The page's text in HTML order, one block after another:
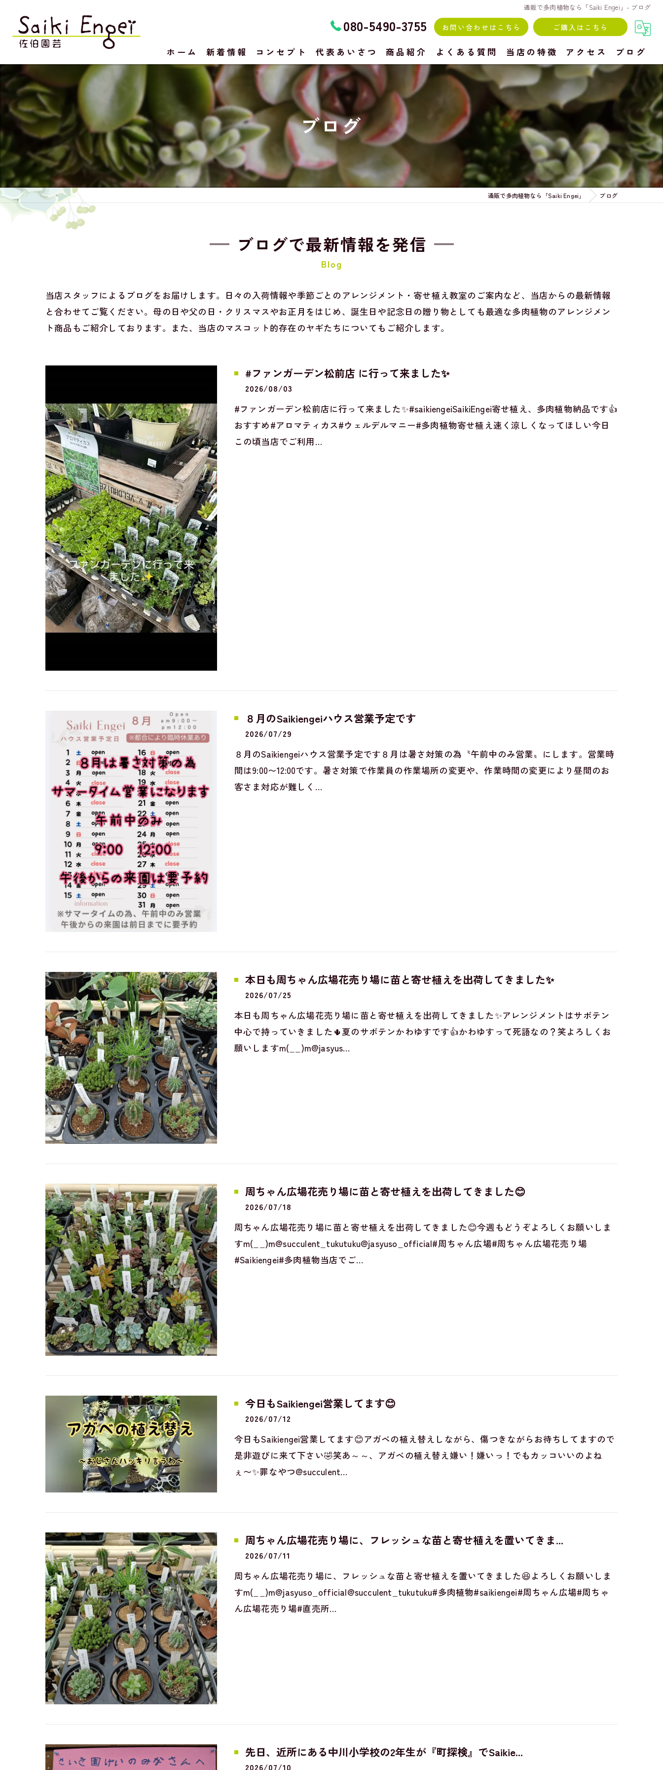
通販で多肉植物なら「Saiki Engei」- ブログ
080-5490-3755 お問い合わせはこちら ご購入はこちら
ホーム 新着情報 コンセプト 代表あいさつ 商品紹介 よくある質問 当店の特徴
寄せ植え
鉢
種類
体験教室
愛媛の多肉植物
アクセス ブログ
ブログ
通販で多肉植物なら「Saiki Engei」 ブログ
ブログで最新情報を発信
Blog
当店スタッフによるブログをお届けします。日々の入荷情報や季節ごとのアレンジメント・寄せ植え教室のご案内など、当店からの最新情報
と合わせてご覧ください。母の日や父の日・クリスマスやお正月をはじめ、誕生日や記念日の贈り物としても最適な多肉植物のアレンジメン
ト商品もご紹介しております。また、当店のマスコット的存在のヤギたちについてもご紹介します。
#ファンガーデン松前店 に行って来ました✨
2026/08/03
#ファンガーデン松前店に行って来ました✨#saikiengeiSaikiEngei寄せ植え、多肉植物納品です👍️
おすすめ#アロマティカス#ウェルデルマニー#多肉植物寄せ植え速く涼しくなってほしい今日
この頃当店でご利用…
８月のSaikiengeiハウス営業予定です
2026/07/29
８月のSaikiengeiハウス営業予定です８月は暑さ対策の為〝午前中のみ営業〟にします。営業時
間は9:00〜12:00です。暑さ対策で作業員の作業場所の変更や、作業時間の変更により昼間のお
客さま対応が難しく…
本日も周ちゃん広場花売り場に苗と寄せ植えを出荷してきました✨
2026/07/25
本日も周ちゃん広場花売り場に苗と寄せ植えを出荷してきました✨アレンジメントはサボテン
中心で持っていきました🌵夏のサボテンかわゆすです👍️かわゆすって死語なの？笑よろしくお
願いしますm(__)m@jasyus…
周ちゃん広場花売り場に苗と寄せ植えを出荷してきました😊
2026/07/18
周ちゃん広場花売り場に苗と寄せ植えを出荷してきました😊今週もどうぞよろしくお願いしま
すm(__)m@succulent_tukutuku@jasyuso_official#周ちゃん広場#周ちゃん広場花売り場
#Saikiengei#多肉植物当店でご…
今日もSaikiengei営業してます😊
2026/07/12
今日もSaikiengei営業してます😊アガベの植え替えしながら、傷つきながらお待ちしてますので
是非遊びに来て下さい🤣笑あ～～、アガベの植え替え嫌い！嫌いっ！でもカッコいいのよね
ぇ〜✨罪なやつ@succulent…
周ちゃん広場花売り場に、フレッシュな苗と寄せ植えを置いてきま...
2026/07/11
周ちゃん広場花売り場に、フレッシュな苗と寄せ植えを置いてきました😆よろしくお願いしま
すm(__)m@jasyuso_official@succulent_tukutuku#多肉植物#saikiengei#周ちゃん広場#周ちゃ
ん広場花売り場#直売所…
先日、近所にある中川小学校の2年生が『町探検』でSaikie...
2026/07/10